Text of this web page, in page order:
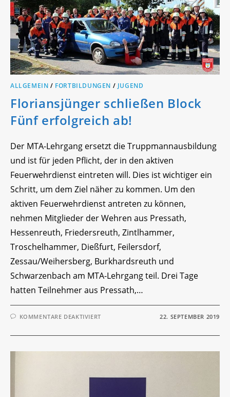
ALLGEMEIN / FORTBILDUNGEN / JUGEND
Floriansjünger schließen Block
Fünf erfolgreich ab!
Der MTA-Lehrgang ersetzt die Truppmannausbildung
und ist für jeden Pflicht, der in den aktiven
Feuerwehrdienst eintreten will. Dies ist wichtiger ein
Schritt, um dem Ziel näher zu kommen. Um den
aktiven Feuerwehrdienst antreten zu können,
nehmen Mitglieder der Wehren aus Pressath,
Hessenreuth, Friedersreuth, Zintlhammer,
Troschelhammer, Dießfurt, Feilersdorf,
Zessau/Weihersberg, Burkhardsreuth und
Schwarzenbach am MTA-Lehrgang teil. Drei Tage
hatten Teilnehmer aus Pressath,…
KOMMENTARE DEAKTIVIERTFÜR
LOCK F
RFOLGREICH A
22. SEPTEMBER 2019